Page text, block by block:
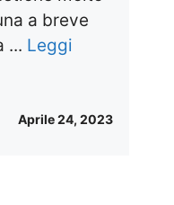
a breve
... Leggi
Aprile 24, 2023